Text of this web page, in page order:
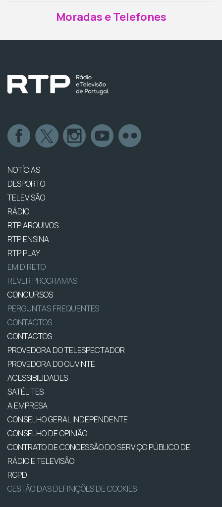
Moradas e Telefones
NOTÍCIAS
DESPORTO
TELEVISÃO
RÁDIO
RTP ARQUIVOS
RTP ENSINA
RTP PLAY
EM DIRETO
REVER PROGRAMAS
CONCURSOS
PERGUNTAS FREQUENTES
CONTACTOS
CONTACTOS
PROVEDORA DO TELESPECTADOR
PROVEDORA DO OUVINTE
ACESSIBILIDADES
SATÉLITES
A EMPRESA
CONSELHO GERAL INDEPENDENTE
CONSELHO DE OPINIÃO
CONTRATO DE CONCESSÃO DO SERVIÇO PÚBLICO DE
RÁDIO E TELEVISÃO
RGPD
GESTÃO DAS DEFINIÇÕES DE COOKIES